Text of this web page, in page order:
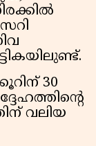
30
വലിയ